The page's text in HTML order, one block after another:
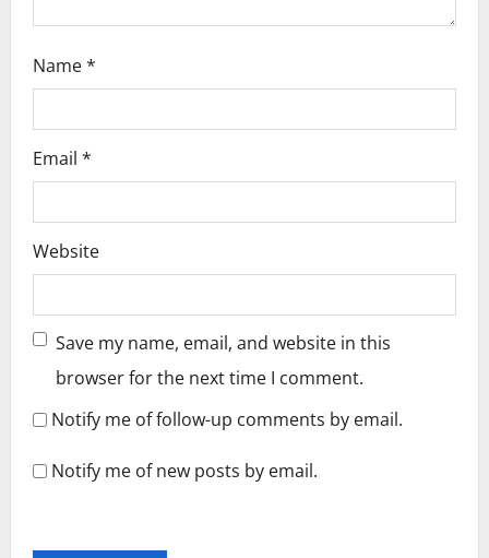
Name*
Email *
Website
Save my name, email, and website in this
browser for the next time I comment.
Notify me of follow-up comments by email.
Notify me of new posts by email.